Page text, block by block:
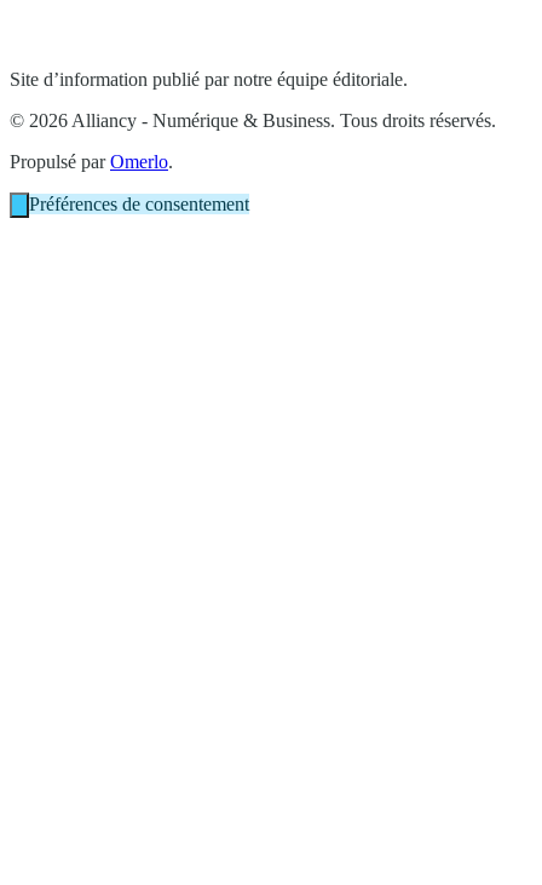
Site d’information publié par notre équipe éditoriale.
© 2026 Alliancy - Numérique & Business. Tous droits réservés.
Propulsé parOmerlo.
Préférences de consentement